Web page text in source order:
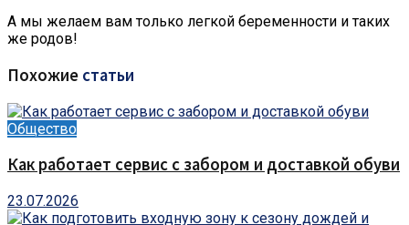
А мы желаем вам только легкой беременности и таких
же родов!
Похожие статьи
Общество
Как работает сервис с забором и доставкой обуви
23.07.2026